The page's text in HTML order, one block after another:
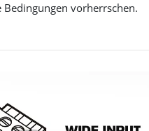
Bedingungen vorherrschen.